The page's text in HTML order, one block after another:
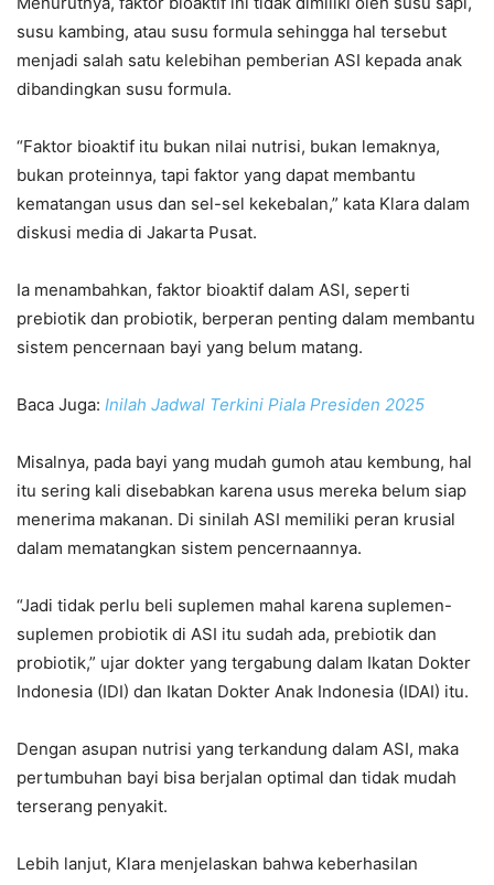
susu kambing, atau susu formula sehingga hal tersebut
menjadi salah satu kelebihan pemberian ASI kepada anak
dibandingkan susu formula.
“Faktor bioaktif itu bukan nilai nutrisi, bukan lemaknya,
bukan proteinnya, tapi faktor yang dapat membantu
kematangan usus dan sel-sel kekebalan,” kata Klara dalam
diskusi media di Jakarta Pusat.
Ia menambahkan, faktor bioaktif dalam ASI, seperti
prebiotik dan probiotik, berperan penting dalam membantu
sistem pencernaan bayi yang belum matang.
Baca Juga: Inilah Jadwal Terkini Piala Presiden 2025
Misalnya, pada bayi yang mudah gumoh atau kembung, hal
itu sering kali disebabkan karena usus mereka belum siap
menerima makanan. Di sinilah ASI memiliki peran krusial
dalam mematangkan sistem pencernaannya.
“Jadi tidak perlu beli suplemen mahal karena suplemen-
suplemen probiotik di ASI itu sudah ada, prebiotik dan
probiotik,” ujar dokter yang tergabung dalam Ikatan Dokter
Indonesia (IDI) dan Ikatan Dokter Anak Indonesia (IDAI) itu.
Dengan asupan nutrisi yang terkandung dalam ASI, maka
pertumbuhan bayi bisa berjalan optimal dan tidak mudah
terserang penyakit.
Lebih lanjut, Klara menjelaskan bahwa keberhasilan